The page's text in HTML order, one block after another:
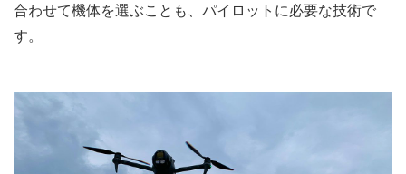
合わせて機体を選ぶことも、パイロットに必要な技術で
す。